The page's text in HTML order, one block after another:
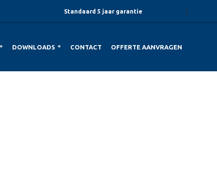
Standaard 5 jaar garantie
DOWNLOADS CONTACT OFFERTE AANVRAGEN